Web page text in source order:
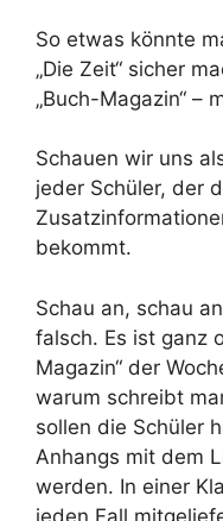
So etwas könnte
„Die Zeit“ sicher
„Buch-Magazin“ –
Schauen wir uns
jeder Schüler, der
bekommt.
Schau an, schau
falsch. Es ist ganz
Magazin“ der
warum schreibt
sollen die Schüler
Anhangs mit dem
werden. In einer
jeden Fall